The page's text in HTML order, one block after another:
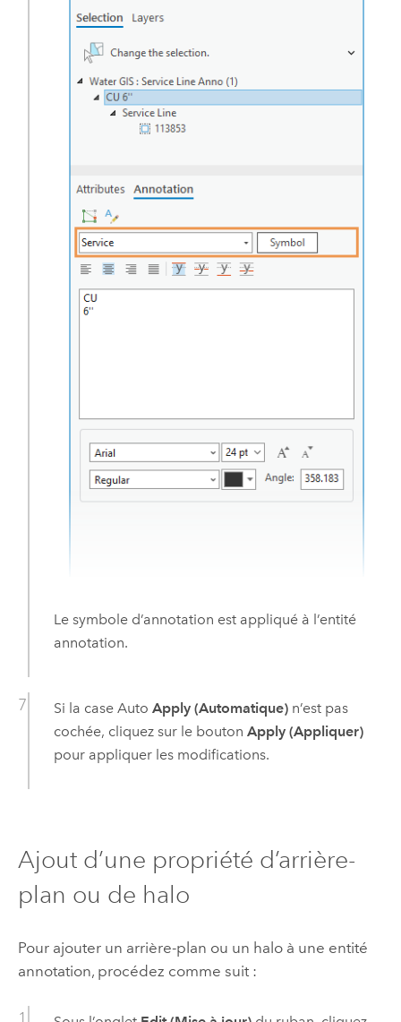
Le symbole d’annotation est appliqué à l’entité
annotation.
Si la case Auto Apply (Automatique)n’est pas
cochée, cliquez sur le bouton Apply (Appliquer)
pour appliquer les modifications.
Ajout d’une propriété d’arrière-
plan ou de halo
Pour ajouter un arrière-plan ou un halo à une entité
annotation, procédez comme suit :